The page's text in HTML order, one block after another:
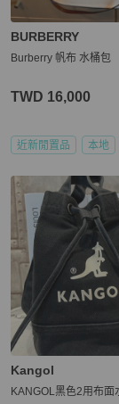
BURBERRY
Burberry 帆布 水桶包
TWD 16,000
近新閒置品 本地
Kangol
KANGOL黑色2用布面